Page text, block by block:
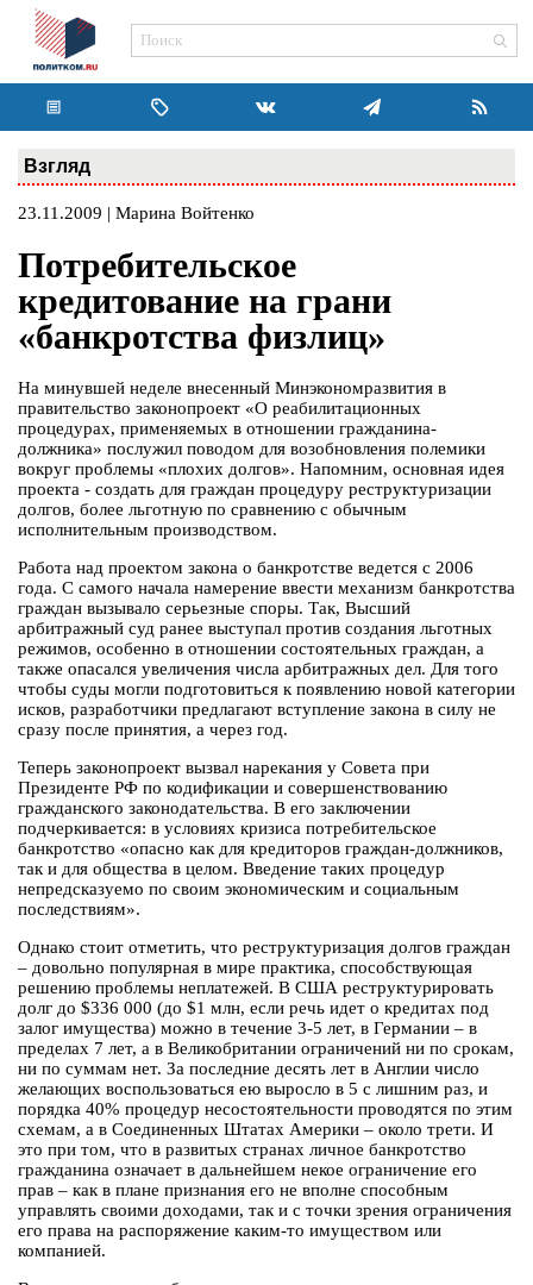
Взгляд
23.11.2009 | Марина Войтенко
Потребительское
кредитование на грани
«банкротства физлиц»
На минувшей неделе внесенный Минэкономразвития в
правительство законопроект «О реабилитационных
процедурах, применяемых в отношении гражданина-
должника» послужил поводом для возобновления полемики
вокруг проблемы «плохих долгов». Напомним, основная идея
проекта - создать для граждан процедуру реструктуризации
долгов, более льготную по сравнению с обычным
исполнительным производством.
Работа над проектом закона о банкротстве ведется с 2006
года. С самого начала намерение ввести механизм банкротства
граждан вызывало серьезные споры. Так, Высший
арбитражный суд ранее выступал против создания льготных
режимов, особенно в отношении состоятельных граждан, а
также опасался увеличения числа арбитражных дел. Для того
чтобы суды могли подготовиться к появлению новой категории
исков, разработчики предлагают вступление закона в силу не
сразу после принятия, а через год.
Теперь законопроект вызвал нарекания у Совета при
Президенте РФ по кодификации и совершенствованию
гражданского законодательства. В его заключении
подчеркивается: в условиях кризиса потребительское
банкротство «опасно как для кредиторов граждан-должников,
так и для общества в целом. Введение таких процедур
непредсказуемо по своим экономическим и социальным
последствиям».
Однако стоит отметить, что реструктуризация долгов граждан
– довольно популярная в мире практика, способствующая
решению проблемы неплатежей. В США реструктурировать
долг до $336 000 (до $1 млн, если речь идет о кредитах под
залог имущества) можно в течение 3-5 лет, в Германии – в
пределах 7 лет, а в Великобритании ограничений ни по срокам,
ни по суммам нет. За последние десять лет в Англии число
желающих воспользоваться ею выросло в 5 с лишним раз, и
порядка 40% процедур несостоятельности проводятся по этим
схемам, а в Соединенных Штатах Америки – около трети. И
это при том, что в развитых странах личное банкротство
гражданина означает в дальнейшем некое ограничение его
прав – как в плане признания его не вполне способным
управлять своими доходами, так и с точки зрения ограничения
его права на распоряжение каким-то имуществом или
компанией.